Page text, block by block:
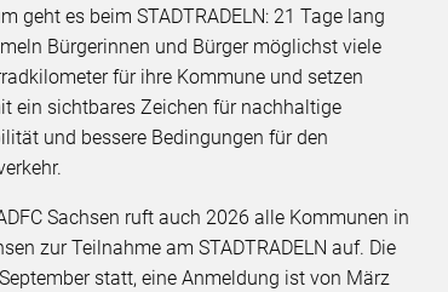
geht es beim STADTRADELN: 21 Tage lang
Bürgerinnen und Bürger möglichst viele
für ihre Kommune und setzen
ein sichtbares Zeichen für nachhaltige
und bessere Bedingungen für den
Sachsen ruft auch 2026 alle Kommunen in
zur Teilnahme am STADTRADELN auf. Die
statt, eine Anmeldung ist von März